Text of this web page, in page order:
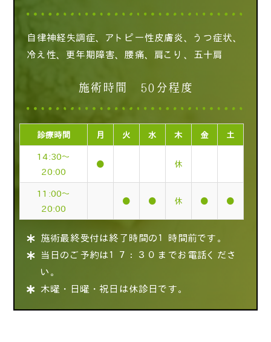
自律神経失調症、アトピー性皮膚炎、うつ症状、
冷え性、更年期障害、腰痛、肩こり、五十肩
施術時間 50分程度
診療時間 月 火 水 木 金 土
14:30～
20:00
● 休
11:00～
20:00
● ● 休 ● ●
施術最終受付は終了時間の１時間前です。
当日のご予約は１７：３０までお電話くださ
い。
木曜・日曜・祝日は休診日です。